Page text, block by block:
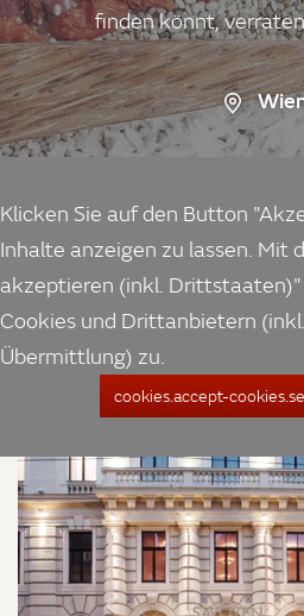
finden könnt,
Klicken Sie auf den Button
Inhalte anzeigen zu lassen. Mit
akzeptieren (inkl.
Cookies und Drittanbietern
Übermittlung) zu.
cookies.accept-